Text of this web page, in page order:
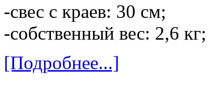
-свес с краев: 30 см;
-собственный вес: 2,6 кг;
[Подробнее...]